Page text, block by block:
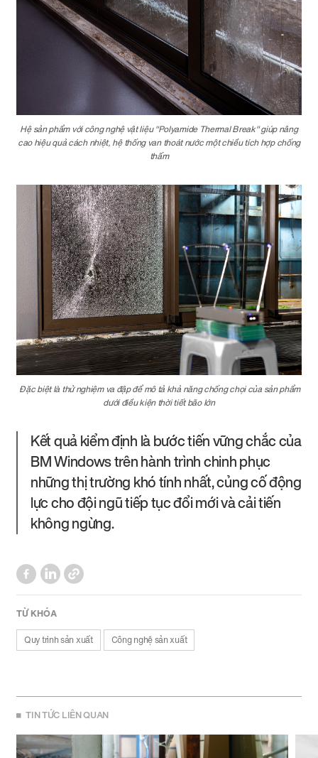
Hệ sản phẩm với công nghệ vật liệu "Polyamide Thermal Break" giúp nâng
cao hiệu quả cách nhiệt, hệ thống van thoát nước một chiều tích hợp chống
thấm
Đặc biệt là thử nghiệm va đập để mô tả khả năng chống chọi của sản phẩm
dưới điều kiện thời tiết bão lớn
Kết quả kiểm định là bước tiến vững chắc của
BM Windows trên hành trình chinh phục
những thị trường khó tính nhất, củng cố động
lực cho đội ngũ tiếp tục đổi mới và cải tiến
không ngừng.
TỪ KHÓA
Quy trình sản xuất Công nghệ sản xuất
TIN TỨC LIÊN QUAN